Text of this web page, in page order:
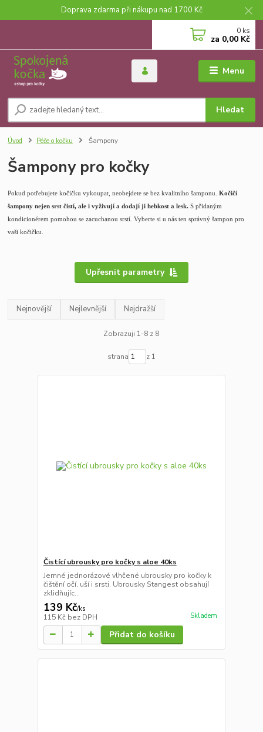
Doprava zdarma při nákupu nad 1700 Kč
Menu
Hledat
0 ks
za 0,00 Kč
Úvod Péče o kočku Šampony
Šampony pro kočky
Pokud potřebujete kočičku vykoupat, neobejdete se bez kvalitního šamponu.Kočičí
šampony nejen srst čistí, ale i vyživují a dodají ji hebkost a lesk. S přidaným
kondicionérem pomohou se zacuchanou srstí.Vyberte si u nás ten správný šampon pro
vaši kočičku.
Upřesnit parametry
Nejnovější Nejlevnější Nejdražší
Zobrazuji 1-8 z 8
strana z 1
Čistící ubrousky pro kočky s aloe 40ks
Jemné jednorázové vlhčené ubrousky pro kočky k
čištění očí, uší i srsti. Ubrousky Stangest obsahují
zklidňujíc...
139 Kč/ks
115 Kč bez DPH Skladem
Přidat do košíku